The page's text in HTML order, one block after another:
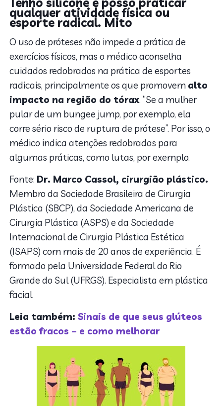
qualquer atividade física ou
esporte radical. Mito
O uso de próteses não impede a prática de
exercícios físicos, mas o médico aconselha
cuidados redobrados na prática de esportes
radicais, principalmente os que promovem alto
impacto na região do tórax. “Se a mulher
pular de um bungee jump, por exemplo, ela
corre sério risco de ruptura de prótese”. Por isso, o
médico indica atenções redobradas para
algumas práticas, como lutas, por exemplo.
Fonte: Dr. Marco Cassol, cirurgião plástico.
Membro da Sociedade Brasileira de Cirurgia
Plástica (SBCP), da Sociedade Americana de
Cirurgia Plástica (ASPS) e da Sociedade
Internacional de Cirurgia Plástica Estética
(ISAPS) com mais de 20 anos de experiência. É
formado pela Universidade Federal do Rio
Grande do Sul (UFRGS). Especialista em plástica
facial.
Leia também:Sinais de que seus glúteos
estão fracos – e como melhorar